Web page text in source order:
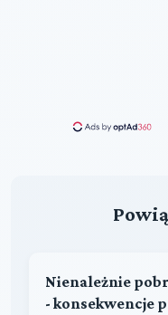
Nienależnie
- konsekwencje